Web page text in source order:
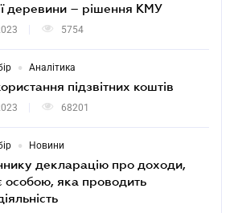
деревини – рішення КМУ
5754
• Аналітика
підзвітних коштів
68201
• Новини
декларацію про доходи,
особою, яка проводить